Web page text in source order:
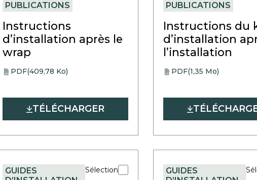
PUBLICATIONS
Instructions
d’installation après le
wrap
PDF PDF(409,78 Ko)
opens
a
tab
TÉLÉCHARGER
PUBLICATIONS
Instructions du
d’installation
l’installation
PDF PDF(1,35 Mo)
opens
a
tab
GUIDES
Sélection
GUIDES